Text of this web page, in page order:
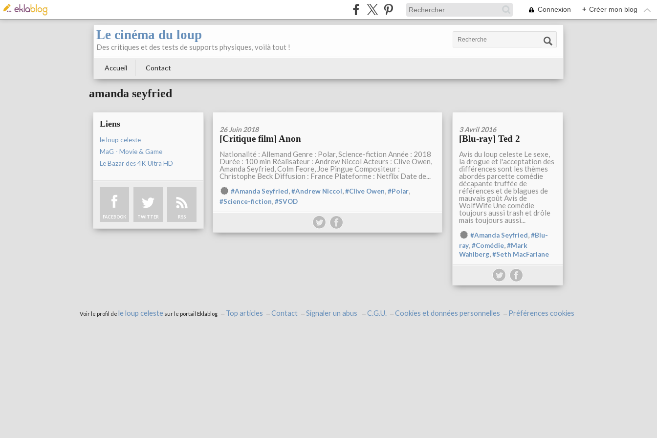
Connexion + Créer mon blog
Le cinéma du loup
Des critiques et des tests de supports physiques, voilà tout !
Accueil Contact
amanda seyfried
Liens
le loup celeste
MaG - Movie & Game
Le Bazar des 4K Ultra HD
FACEBOOK TWITTER RSS
26 Juin 2018
[Critique film] Anon
Nationalité : Allemand Genre : Polar, Science-fiction Année : 2018
Durée : 100 min Réalisateur : Andrew Niccol Acteurs : Clive Owen,
Amanda Seyfried, Colm Feore, Joe Pingue Compositeur :
Christophe Beck Diffusion : France Plateforme : Netflix Date de...
#Amanda Seyfried,#Andrew Niccol,#Clive Owen,#Polar,
#Science-fiction,#SVOD
3 Avril 2016
[Blu-ray] Ted 2
Avis du loup celeste Le sexe,
la drogue et l'acceptation des
différences sont les thèmes
abordés parcette comédie
décapante truffée de
références et de blagues de
mauvais goût Avis de
WolfWife Une comédie
toujours aussi trash et drôle
mais toujours aussi...
#Amanda Seyfried,#Blu-
ray,#Comédie,#Mark
Wahlberg,#Seth MacFarlane
Voir le profil de le loup celeste sur le portail Eklablog Top articles Contact Signaler un abus C.G.U. Cookies et données personnelles Préférences cookies